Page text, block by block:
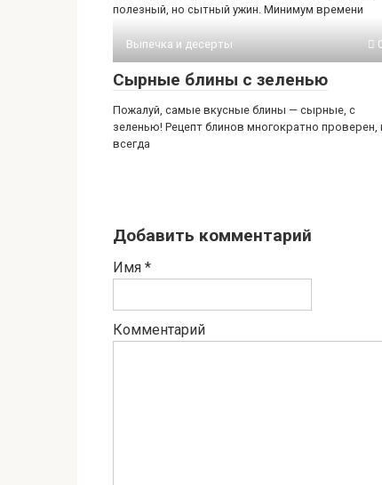
полезный, но сытный ужин. Минимум времени
Выпечка и десерты
Сырные блины с зеленью
Пожалуй, самые вкусные блины — сырные, с
зеленью! Рецепт блинов многократно проверен,
всегда
Добавить комментарий
Имя *
Комментарий